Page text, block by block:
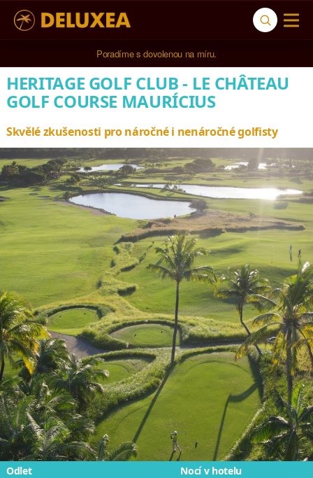
Poradíme s dovolenou na míru.
5* cestovní kancelář na luxusní dovolenou od 100.000 Kč.
HERITAGE GOLF CLUB - LE CHÂTEAU
GOLF COURSE MAURÍCIUS
Skvělé zkušenosti pro náročné i nenáročné golfisty
Odlet
Nocí v hotelu